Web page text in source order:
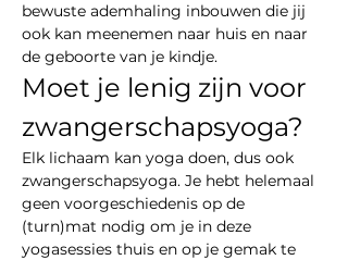
bewuste ademhaling inbouwen die jij
ook kan meenemen naar huis en naar
de geboorte van je kindje.
Moet je lenig zijn voor
zwangerschapsyoga?
Elk lichaam kan yoga doen, dus ook
zwangerschapsyoga. Je hebt helemaal
geen voorgeschiedenis op de
(turn)mat nodig om je in deze
yogasessies thuis en op je gemak te